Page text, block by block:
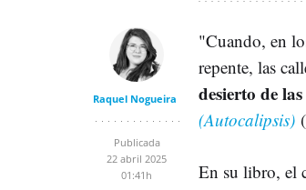
Raquel Nogueira
Publicada
22 abril 2025
01:41h
"Cuando, en
repente, las
desierto de
(Autocalipsis)
En su libro, el